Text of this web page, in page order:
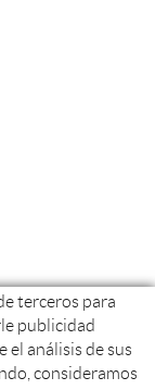
terceros para
publicidad
el análisis de sus
consideramos